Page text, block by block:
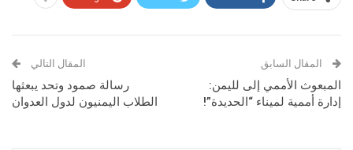
المقال السابق
المبعوث الأممي إلى لليمن:
إدارة أممية لميناء “الحديدة”!
المقال التالي
رسالة صمود وتحد يبعثها
الطلاب اليمنيون لدول العدوان